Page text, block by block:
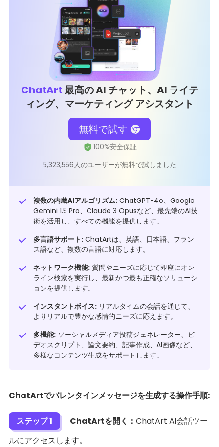
ChatArt最高の AI チャット、AI ライテ
ィング、マーケティング アシスタント
無料で試す
5,323,556人のユーザーが無料で試しました
複数の内蔵AIアルゴリズム: ChatGPT-4o、Google
Gemini 1.5 Pro、Claude 3 Opusなど、最先端のAI技
術を活用し、すべての機能を提供します。
多言語サポート: ChatArtは、英語、日本語、フラン
ス語など、複数の言語に対応します。
ネットワーク機能: 質問やニーズに応じて即座にオン
ライン検索を実行し、最新かつ最も正確なソリューシ
ョンを提供します。
インスタントボイス: リアルタイムの会話を通じて、
よりリアルで豊かな感情的ニーズに応えます。
多機能: ソーシャルメディア投稿ジェネレーター、ビ
デオスクリプト、論文要約、記事作成、AI画像など、
多様なコンテンツ生成をサポートします。
ChatArtでバレンタインメッセージを生成する操作手順:
ステップ 1 ChatArtを開く： ChatArt AI会話ツー
ルにアクセスします。